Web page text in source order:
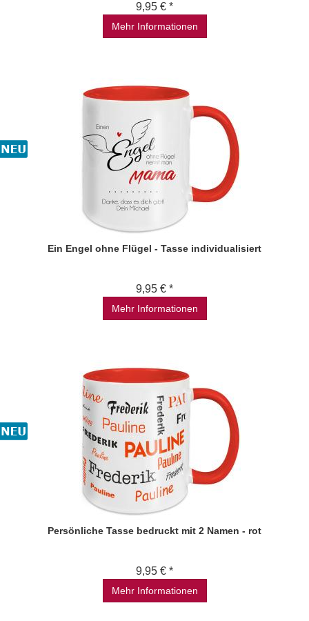
9,95 € *
Mehr Informationen
Ein Engel ohne Flügel - Tasse individualisiert
9,95 € *
Mehr Informationen
Persönliche Tasse bedruckt mit 2 Namen - rot
9,95 € *
Mehr Informationen